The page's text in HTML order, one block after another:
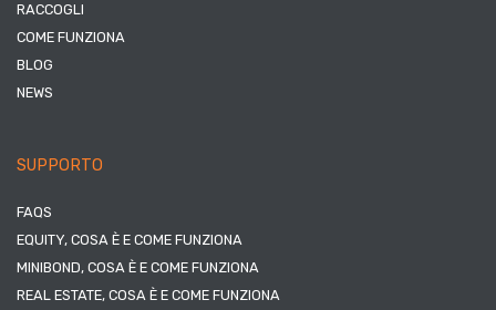
RACCOGLI
COME FUNZIONA
BLOG
NEWS
SUPPORTO
FAQS
EQUITY, COSA È E COME FUNZIONA
MINIBOND, COSA È E COME FUNZIONA
REAL ESTATE, COSA È E COME FUNZIONA